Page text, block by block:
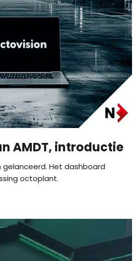
AMDT, introductie
gelanceerd. Het dashboard
octoplant.